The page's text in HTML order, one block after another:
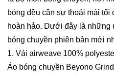
bóng đều cần sự thoải mái tối
hoàn hảo. Dưới đây là những
bóng chuyền phiên bản mới
1. Vải airweave 100%
Áo bóng chuyền Beyono